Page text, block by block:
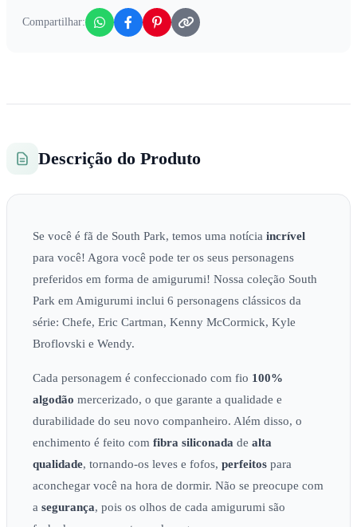
Compartilhar:
Descrição do Produto
Se você é fã de South Park, temos uma notícia incrível
para você! Agora você pode ter os seus personagens
preferidos em forma de amigurumi! Nossa coleção South
Park em Amigurumi inclui 6 personagens clássicos da
série: Chefe, Eric Cartman, Kenny McCormick, Kyle
Broflovski e Wendy.
Cada personagem é confeccionado com fio 100%
algodão mercerizado, o que garante a qualidade e
durabilidade do seu novo companheiro. Além disso, o
enchimento é feito com fibra siliconada de alta
qualidade, tornando-os leves e fofos, perfeitos para
aconchegar você na hora de dormir. Não se preocupe com
a segurança, pois os olhos de cada amigurumi são